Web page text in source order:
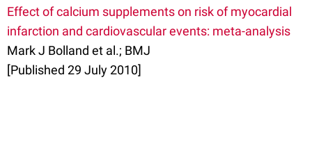
Effect of calcium supplements on risk of myocardial
infarction and cardiovascular events: meta-analysis
Mark J Bolland et al.; BMJ
[Published 29 July 2010]